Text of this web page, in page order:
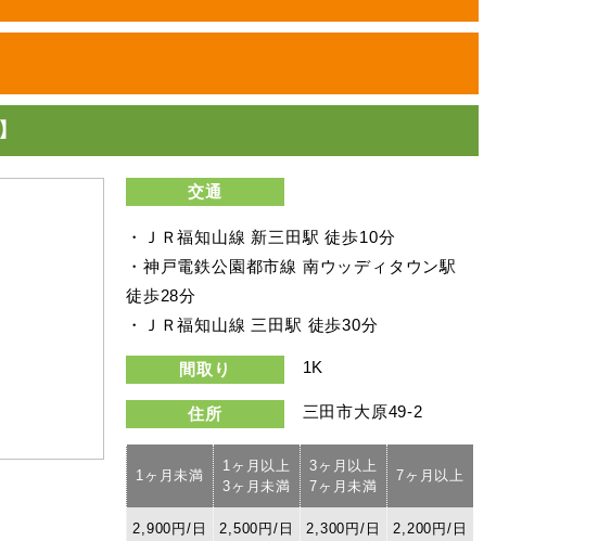
交通
・ＪＲ福知山線 新三田駅 徒歩10分
・神戸電鉄公園都市線 南ウッディタウン駅
徒歩28分
・ＪＲ福知山線 三田駅 徒歩30分
間取り 1K
住所 三田市大原49-2
1ヶ月未満
1ヶ月以上
3ヶ月未満
3ヶ月以上
7ヶ月未満
7ヶ月以上
2,900円/日 2,500円/日 2,300円/日 2,200円/日